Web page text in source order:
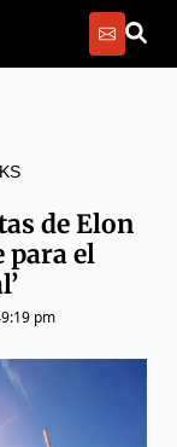
de Elon
para el
pm